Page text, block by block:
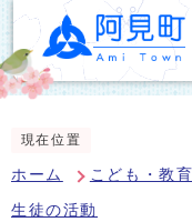
現在位置
ホーム こども・教育
生徒の活動